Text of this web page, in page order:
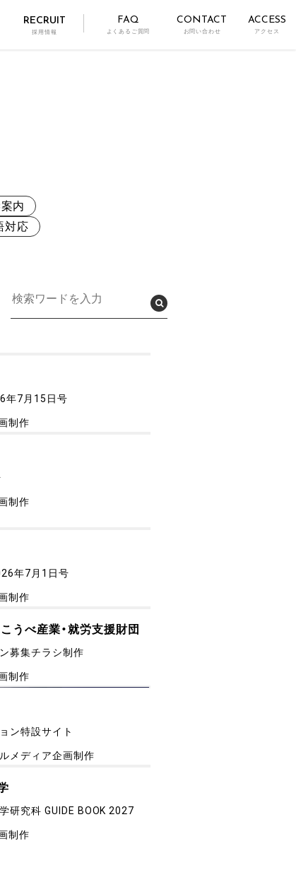
RECRUIT
採用情報
FAQ
よくあるご質問
CONTACT
お問い合わせ
ACCESS
アクセス
内
対応
年7月15日号
制作
制作
年7月1日号
制作
うべ産業・就労支援財団
募集チラシ制作
制作
ン特設サイト
メディア企画制作
研究科 GUIDE BOOK 2027
制作